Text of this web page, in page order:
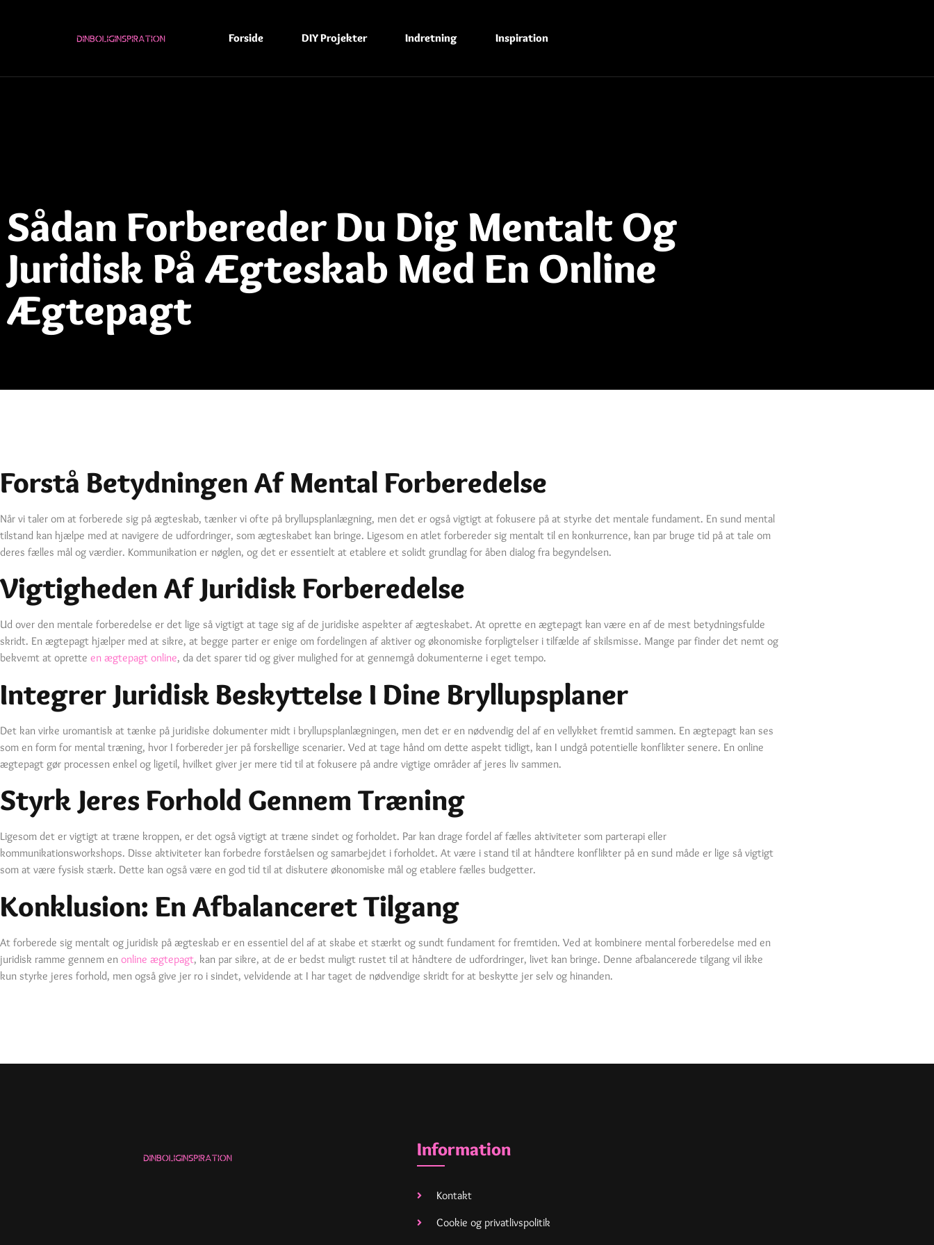
Forside DIY Projekter Indretning Inspiration
Sådan Forbereder Du Dig Mentalt Og
Juridisk På Ægteskab Med En Online
Ægtepagt
Forstå Betydningen Af Mental Forberedelse
Når vi taler om at forberede sig på ægteskab, tænker vi ofte på bryllupsplanlægning, men det er også vigtigt at fokusere på at styrke det mentale fundament. En sund mental
tilstand kan hjælpe med at navigere de udfordringer, som ægteskabet kan bringe. Ligesom en atlet forbereder sig mentalt til en konkurrence, kan par bruge tid på at tale om
deres fælles mål og værdier. Kommunikation er nøglen, og det er essentielt at etablere et solidt grundlag for åben dialog fra begyndelsen.
Vigtigheden Af Juridisk Forberedelse
Ud over den mentale forberedelse er det lige så vigtigt at tage sig af de juridiske aspekter af ægteskabet. At oprette en ægtepagt kan være en af de mest betydningsfulde
skridt. En ægtepagt hjælper med at sikre, at begge parter er enige om fordelingen af aktiver og økonomiske forpligtelser i tilfælde af skilsmisse. Mange par finder det nemt og
bekvemt at oprette en ægtepagt online, da det sparer tid og giver mulighed for at gennemgå dokumenterne i eget tempo.
Integrer Juridisk Beskyttelse I Dine Bryllupsplaner
Det kan virke uromantisk at tænke på juridiske dokumenter midt i bryllupsplanlægningen, men det er en nødvendig del af en vellykket fremtid sammen. En ægtepagt kan ses
som en form for mental træning, hvor I forbereder jer på forskellige scenarier. Ved at tage hånd om dette aspekt tidligt, kan I undgå potentielle konflikter senere. En online
ægtepagt gør processen enkel og ligetil, hvilket giver jer mere tid til at fokusere på andre vigtige områder af jeres liv sammen.
Styrk Jeres Forhold Gennem Træning
Ligesom det er vigtigt at træne kroppen, er det også vigtigt at træne sindet og forholdet. Par kan drage fordel af fælles aktiviteter som parterapi eller
kommunikationsworkshops. Disse aktiviteter kan forbedre forståelsen og samarbejdet i forholdet. At være i stand til at håndtere konflikter på en sund måde er lige så vigtigt
som at være fysisk stærk. Dette kan også være en god tid til at diskutere økonomiske mål og etablere fælles budgetter.
Konklusion: En Afbalanceret Tilgang
At forberede sig mentalt og juridisk på ægteskab er en essentiel del af at skabe et stærkt og sundt fundament for fremtiden. Ved at kombinere mental forberedelse med en
juridisk ramme gennem en online ægtepagt, kan par sikre, at de er bedst muligt rustet til at håndtere de udfordringer, livet kan bringe. Denne afbalancerede tilgang vil ikke
kun styrke jeres forhold, men også give jer ro i sindet, velvidende at I har taget de nødvendige skridt for at beskytte jer selv og hinanden.
Information
Kontakt
Cookie og privatlivspolitik